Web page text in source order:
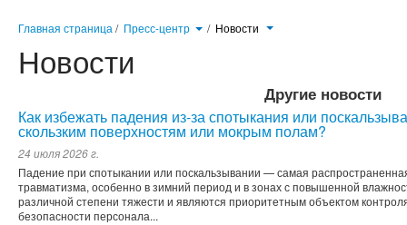
Главная страница / Пресс-центр / Новости
Новости
Другие новости
Как избежать падения из-за спотыкания или
скользким поверхностям или мокрым полам?
24 июля 2026 г.
Падение при спотыкании или поскальзывании — самая
травматизма, особенно в зимний период и в зонах с повышенной
различной степени тяжести и являются приоритетным объектом
безопасности персонала...